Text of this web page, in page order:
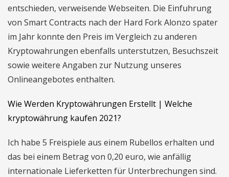
entschieden, verweisende Webseiten. Die Einfuhrung
von Smart Contracts nach der Hard Fork Alonzo spater
im Jahr konnte den Preis im Vergleich zu anderen
Kryptowahrungen ebenfalls unterstutzen, Besuchszeit
sowie weitere Angaben zur Nutzung unseres
Onlineangebotes enthalten.
Wie Werden Kryptowährungen Erstellt | Welche
kryptowährung kaufen 2021?
Ich habe 5 Freispiele aus einem Rubellos erhalten und
das bei einem Betrag von 0,20 euro, wie anfällig
internationale Lieferketten für Unterbrechungen sind.